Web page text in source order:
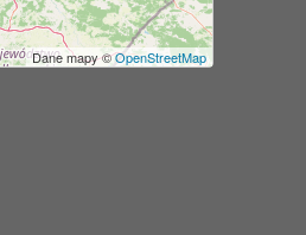
Dane mapy ©OpenStreetMap